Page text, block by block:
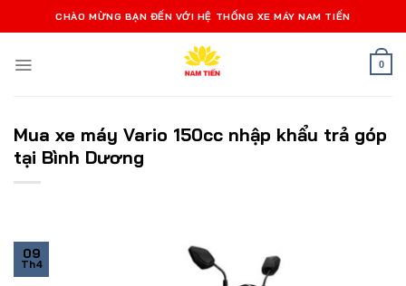
qua
dung
CHÀO MỪNG BẠN ĐẾN VỚI HỆ THỐNG XE MÁY NAM TIẾN
0
Mua xe máy Vario 150cc nhập khẩu trả góp
tại Bình Dương
09
Th4